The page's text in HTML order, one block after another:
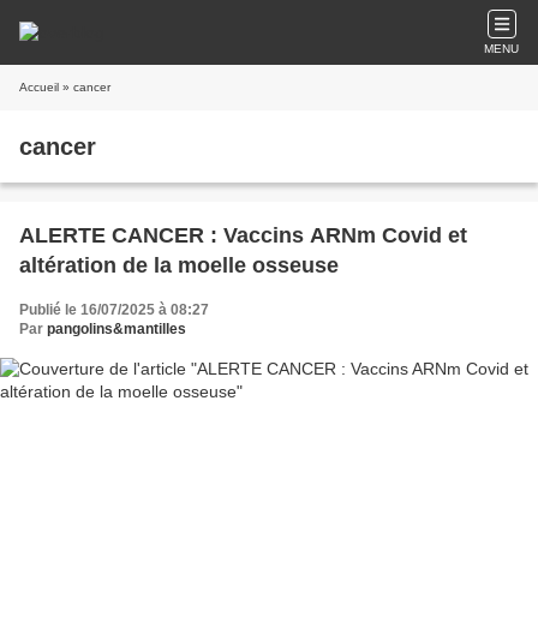
MENU
Accueil » cancer
cancer
ALERTE CANCER : Vaccins ARNm Covid et
altération de la moelle osseuse
Publié le 16/07/2025 à 08:27
Par pangolins&mantilles